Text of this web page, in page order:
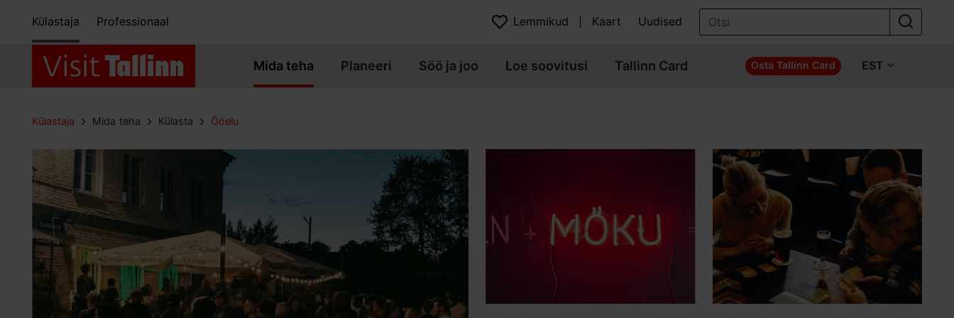
Külastaja Professionaal Lemmikud Kaart Uudised
Mida teha Planeeri Söö ja joo Loe soovitusi Tallinn Card Osta Tallinn Card EST
Külastaja Mida teha Külasta Ööelu